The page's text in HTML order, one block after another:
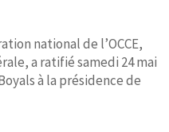
national de l’OCCE,
a ratifié samedi 24 mai
à la présidence de